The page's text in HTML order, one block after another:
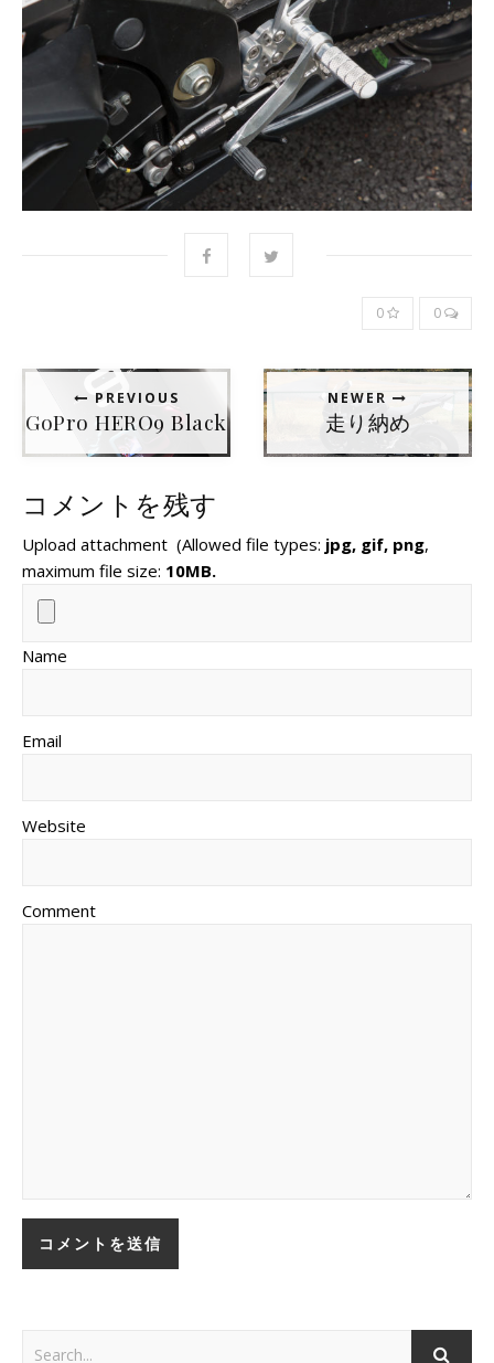
0 0
PREVIOUS
GoPro HERO9 Black
NEWER
走り納め
コメントを残す
Upload attachment (Allowed file types: jpg, gif, png,
maximum file size: 10MB.
Name
Email
Website
Comment